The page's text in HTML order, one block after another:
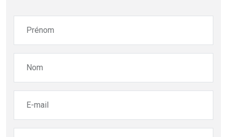
Prénom
Nom
E-mail